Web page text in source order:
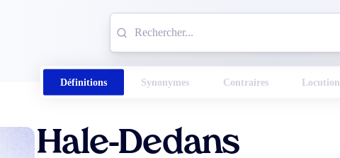
Définitions Synonymes Contraires
Hale-Dedans